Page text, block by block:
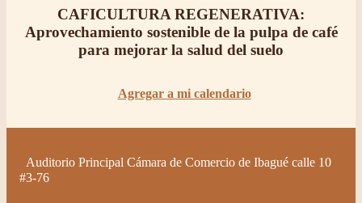
CAFICULTURA REGENERATIVA:
Aprovechamiento sostenible de la pulpa de café
para mejorar la salud del suelo
Agregar a mi calendario
Auditorio Principal Cámara de Comercio de Ibagué calle 10
#3-76